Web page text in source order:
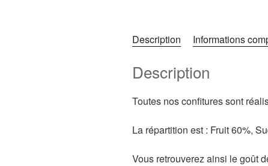
Description Informations
Description
Toutes nos confitures sont
La répartition est : Fruit 60%,
Vous retrouverez ainsi le goût